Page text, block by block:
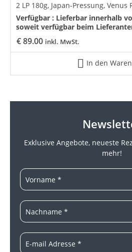
€89.00 inkl. MwSt.
2 LP 180g, Japan-Pressung, Venus
Verfügbar : Lieferbar innerhalb
soweit verfügbar beim
In den
Exklusive Angebote, neueste
mehr!